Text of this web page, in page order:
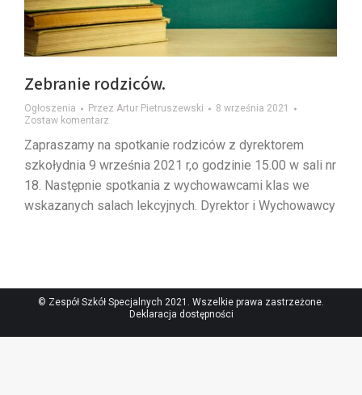
Zebranie rodziców.
Ogłoszenia Przez Artur Pietruszewski
8 września 2021
Zostaw komentarz
Zapraszamy na spotkanie rodziców z dyrektorem
szkołydnia 9 września 2021 r,o godzinie 15.00 w sali nr
18. Następnie spotkania z wychowawcami klas we
wskazanych salach lekcyjnych. Dyrektor i Wychowawcy
© Zespół Szkół Specjalnych 2021. Wszelkie prawa zastrzeżone.
Deklaracja dostępności